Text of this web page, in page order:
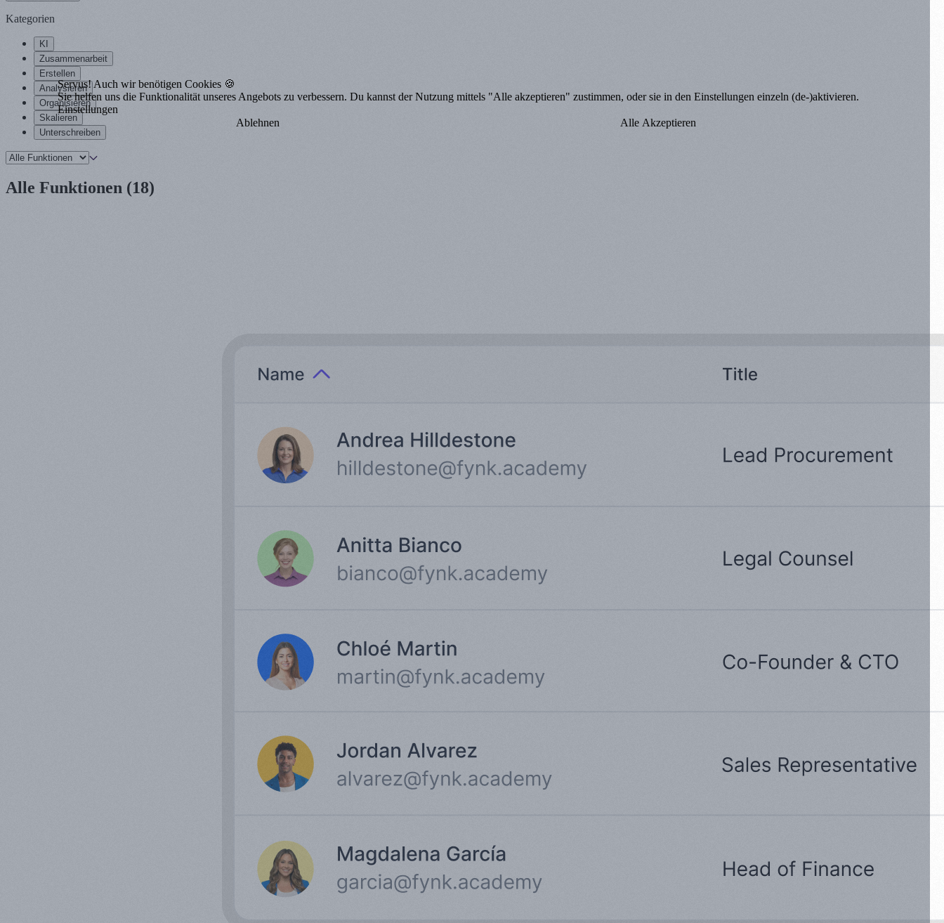
Kategorien
KI
Zusammenarbeit
Erstellen
Analysieren
Organisieren
Skalieren
Unterschreiben
Alle Funktionen (18)
Servus! Auch wir benötigen Cookies 🍪
Sie helfen uns die Funktionalität unseres Angebots zu verbessern. Du kannst der Nutzung mittels "Alle akzeptieren" zustimmen, oder sie in den Einstellungen einzeln (de-)aktivieren.
Einstellungen
Ablehnen
Alle Akzeptieren